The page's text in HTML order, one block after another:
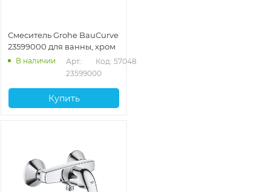
Смеситель Grohe BauCurve
23599000 для ванны, хром
В наличии
Арт.:
23599000
Код: 57048
Купить